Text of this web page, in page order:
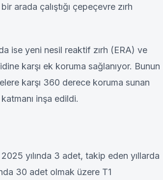
arada çalıştığı çepeçevre zırh
ise yeni nesil reaktif zırh (ERA) ve
karşı ek koruma sağlanıyor. Bunun
karşı 360 derece koruma sunan
inşa edildi.
yılında 3 adet, takip eden yıllarda
30 adet olmak üzere T1